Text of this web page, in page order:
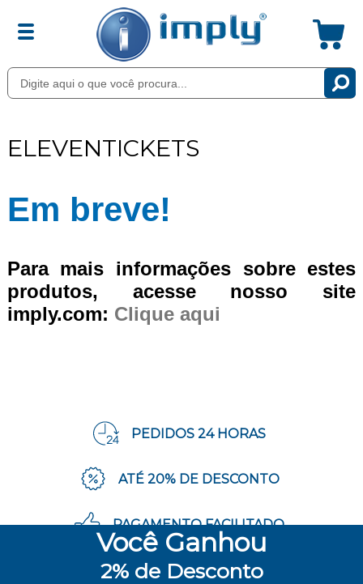
ELEVENTICKETS
Em breve!
Para mais informações sobre estes
produtos, acesse nosso site
imply.com: Clique aqui
PEDIDOS 24 HORAS
ATÉ 20% DE DESCONTO
PAGAMENTO FACILITADO
ENVIO RÁPIDO
Você Ganhou
2%de Desconto